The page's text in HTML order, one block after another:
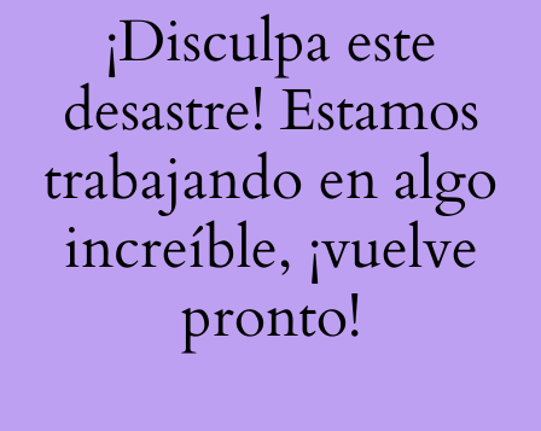
¡Disculpa este
desastre! Estamos
trabajando en algo
increíble, ¡vuelve
pronto!